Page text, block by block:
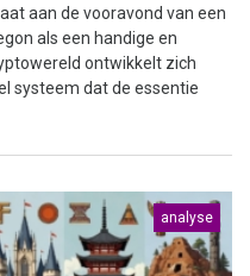
aan de vooravond van een
als een handige en
ontwikkelt zich
systeem dat de essentie
analyse